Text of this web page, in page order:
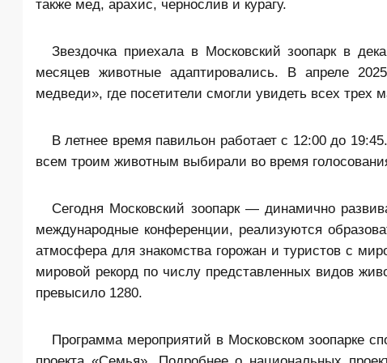
также мед, арахис, чернослив и курагу.
Звездочка приехала в Московский зоопарк в
месяцев животные адаптировались. В апреле
медведи», где посетители смогли увидеть всех трех
В летнее время павильон работает с 12:00 до
всем троим животным выбирали во время
Сегодня Московский зоопарк — динамично
международные конференции, реализуются
атмосфера для знакомства горожан и туристов с
мировой рекорд по числу представленных видов
превысило 1280.
Программа мероприятий в Московском зоопарке